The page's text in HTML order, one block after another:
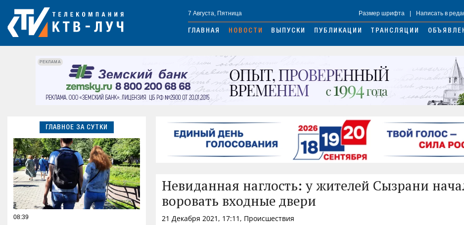
7 Августа, Пятница Размер шрифта Написать в
ГЛАВНАЯ НОВОСТИ ВЫПУСКИ ПУБЛИКАЦИИ ТРАНСЛЯЦИИ
РЕКЛАМА
ГЛАВНОЕ ЗА СУТКИ
08:39
Невиданная наглость: у жителей Сызрани
воровать входные двери
21 Декабря 2021, 17:11, Происшествия